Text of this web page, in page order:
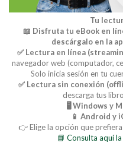
Tu
📖 Disfruta tu eBook en
descárgalo en la
✅ Lectura en línea
navegador web (computador,
Solo inicia sesión en tu
✅ Lectura sin conexión
descarga tus
🖥️ Windows y
📱 Android y
👉 Elige la opción que
📘 Consulta aquí